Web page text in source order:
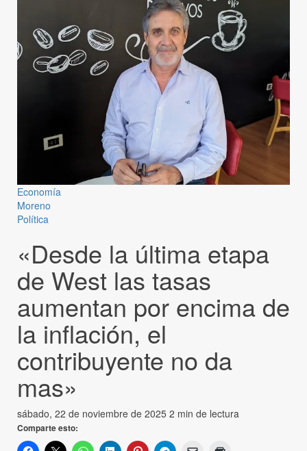
Economía
Moreno
Política
«Desde la última etapa
de West las tasas
aumentan por encima de
la inflación, el
contribuyente no da
mas»
sábado, 22 de noviembre de 2025 2 min de lectura
Comparte esto: